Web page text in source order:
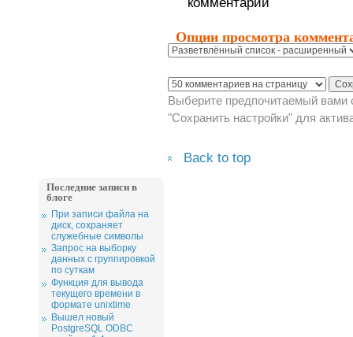
комментарии
Опции просмотра
Выберите предпочитаемый вами
"Сохранить настройки" для
Back to top
Последние записи в
блоге
При записи файла на
диск, сохраняет
служебные символы
Запрос на выборку
данных с группировкой
по суткам
Функция для вывода
текущего времени в
формате unixtime
Вышел новый
PostgreSQL ODBC